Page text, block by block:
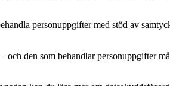
personuppgifter med stöd av
den som behandlar personuppgifter